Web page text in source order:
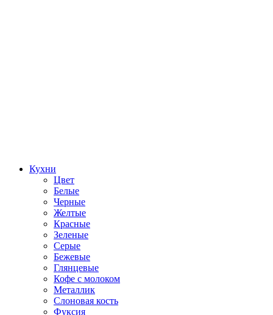
Кухни
Цвет
Белые
Черные
Желтые
Красные
Зеленые
Серые
Бежевые
Глянцевые
Кофе с молоком
Металлик
Слоновая кость
Фуксия